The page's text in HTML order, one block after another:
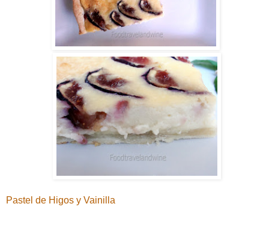
Pastel de Higos y Vainilla